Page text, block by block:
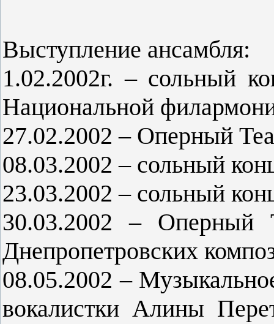
Выступление ансамбля:
1.02.2002г. – сольный
Национальной
27.02.2002 – Оперный
08.03.2002 – сольный
23.03.2002 – сольный
30.03.2002 – Оперный
Днепропетровских
08.05.2002 –
вокалистки Алины